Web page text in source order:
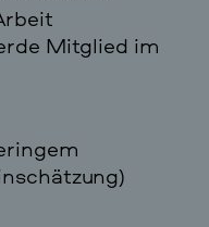
Mitglied im